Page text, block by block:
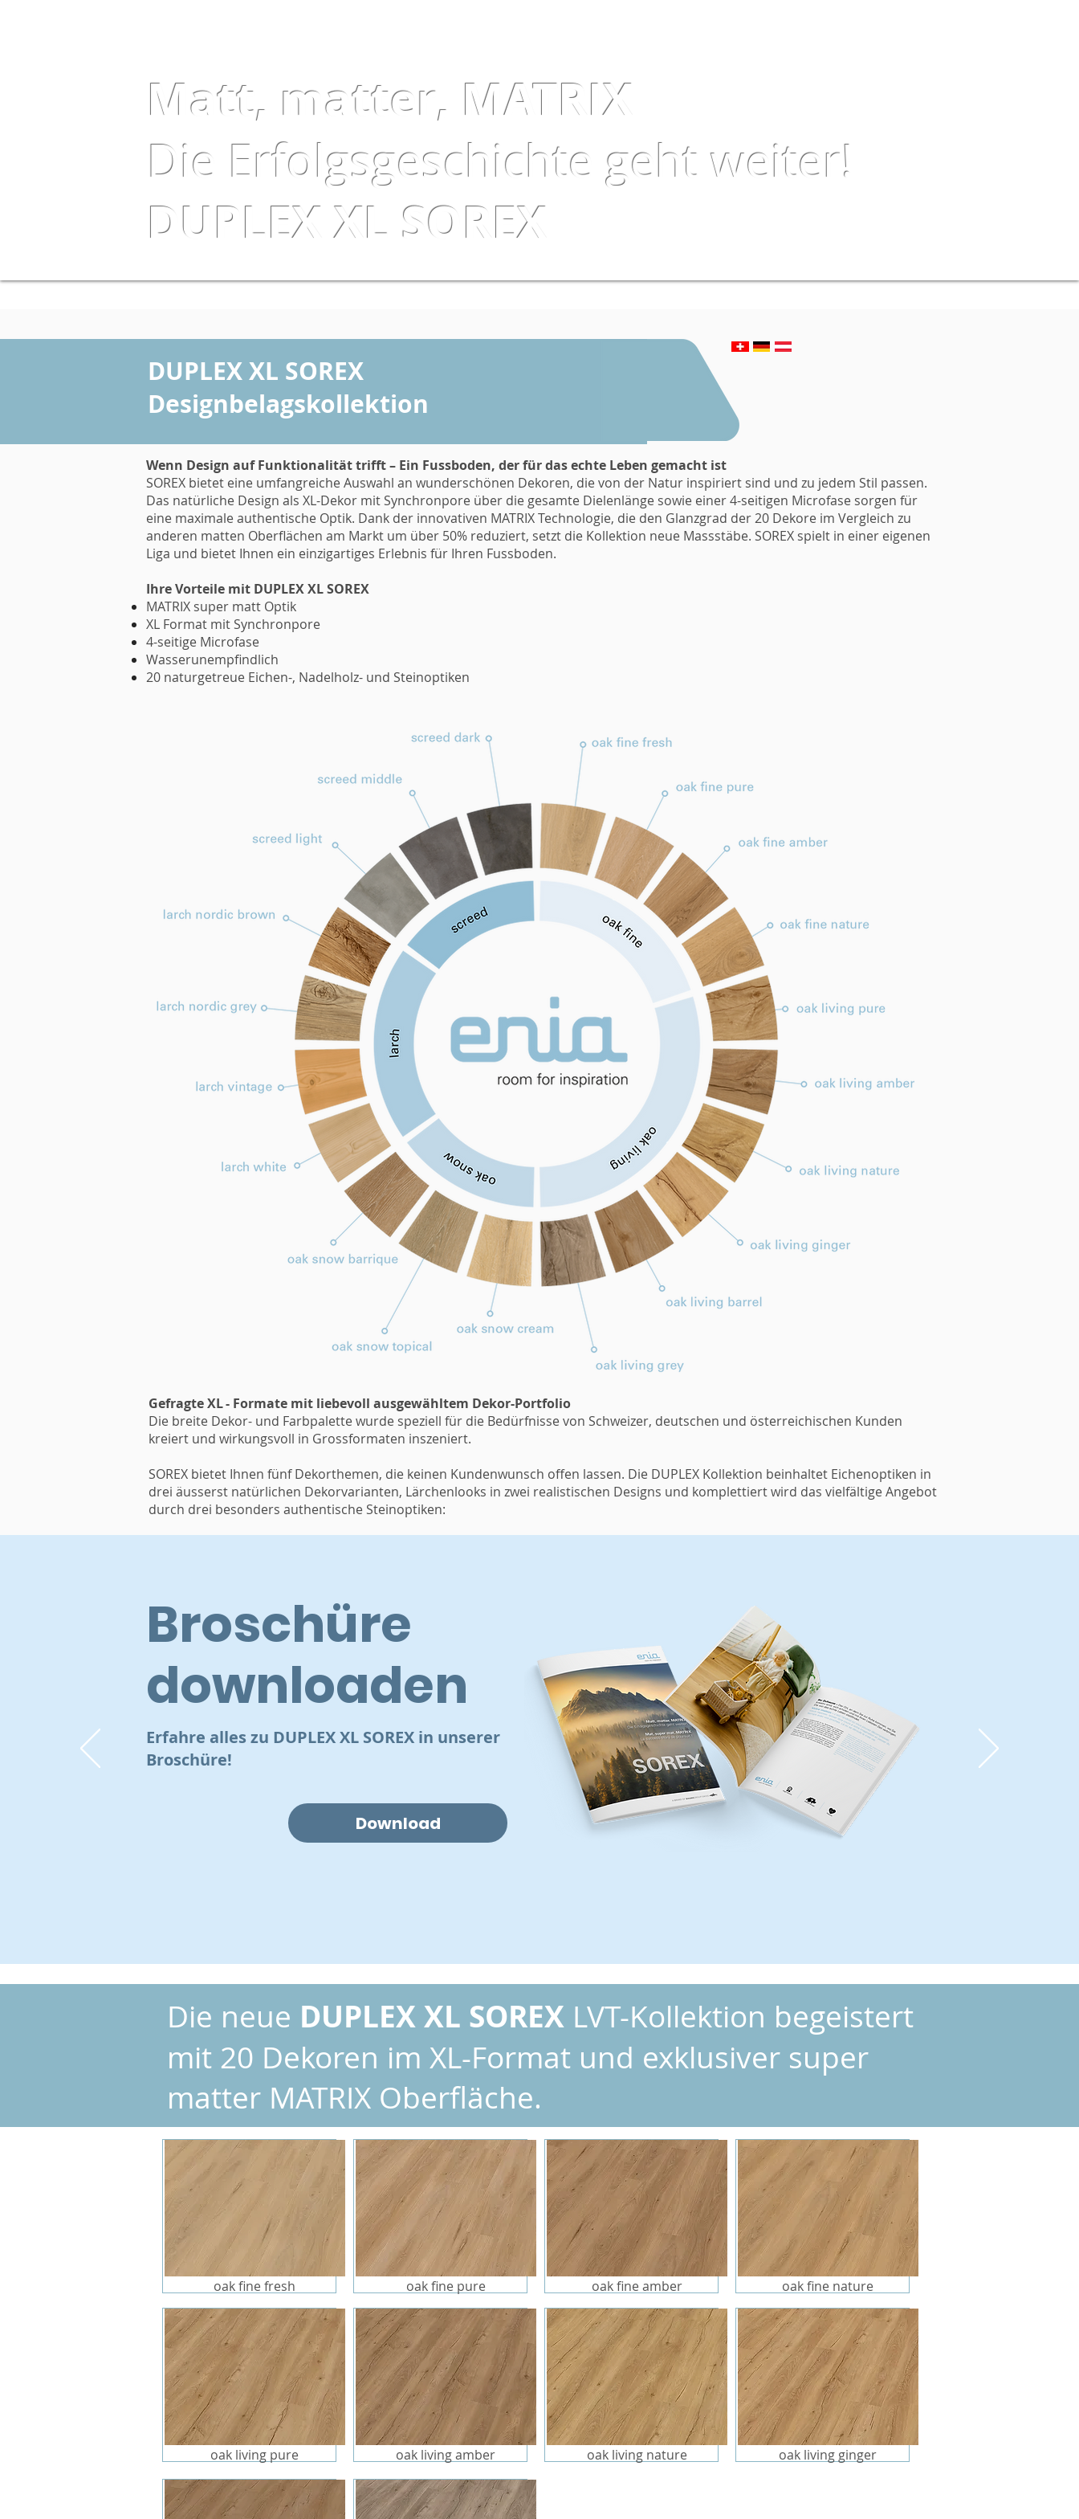
Matt, matter, MATRIX
Die Erfolgsgeschichte geht weiter!
DUPLEX XL SOREX
Wenn Design auf Funktionalität trifft – Ein Fussboden, der für das echte Leben gemacht ist
SOREX bietet eine umfangreiche Auswahl an wunderschönen Dekoren, die von der Natur inspiriert sind und zu jedem Stil passen.
Das natürliche Design als XL-Dekor mit Synchronpore über die gesamte Dielenlänge sowie einer 4-seitigen Microfase sorgen für
eine maximale authentische Optik. Dank der innovativen MATRIX Technologie, die den Glanzgrad der 20 Dekore im Vergleich zu
anderen matten Oberflächen am Markt um über 50% reduziert, setzt die Kollektion neue Massstäbe. SOREX spielt in einer eigenen
Liga und bietet Ihnen ein einzigartiges Erlebnis für Ihren Fussboden.
Ihre Vorteile mit DUPLEX XL SOREX
MATRIX super matt Optik
XL Format mit Synchronpore
4-seitige Microfase
Wasserunempfindlich
20 naturgetreue Eichen-, Nadelholz- und Steinoptiken
Gefragte XL - Formate mit liebevoll ausgewähltem Dekor-Portfolio
Die breite Dekor- und Farbpalette wurde speziell für die Bedürfnisse von Schweizer, deutschen und österreichischen Kunden
kreiert und wirkungsvoll in Grossformaten inszeniert.
SOREX bietet Ihnen fünf Dekorthemen, die keinen Kundenwunsch offen lassen. Die DUPLEX Kollektion beinhaltet Eichenoptiken in
drei äusserst natürlichen Dekorvarianten, Lärchenlooks in zwei realistischen Designs und komplettiert wird das vielfältige Angebot
durch drei besonders authentische Steinoptiken:
DUPLEX XL SOREX
Designbelagskollektion
Broschüre
downloaden
Erfahre alles zu DUPLEX XL SOREX in unserer
Broschüre!
Download
Die neue DUPLEX XL SOREX LVT-Kollektion begeistert
mit 20 Dekoren im XL-Format und exklusiver super
matter MATRIX Oberfläche.
oak fine fresh oak fine pure oak fine amber oak fine nature
oak living pure oak living amber oak living nature oak living ginger